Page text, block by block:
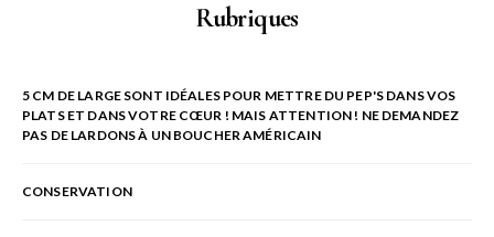
Rubriques
5 CM DE LARGE SONT IDÉALES POUR METTRE DU PEP'S DANS VOS
PLATS ET DANS VOTRE CŒUR ! MAIS ATTENTION ! NE DEMANDEZ
PAS DE LARDONS À UN BOUCHER AMÉRICAIN
CONSERVATION